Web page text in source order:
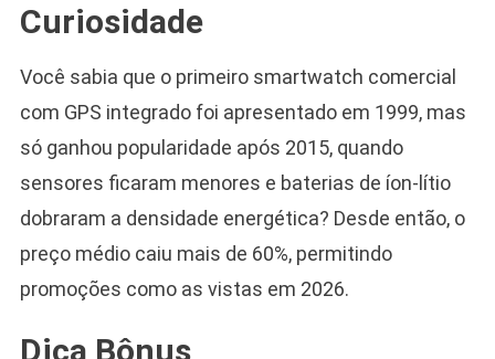
Curiosidade
Você sabia que o primeiro smartwatch comercial
com GPS integrado foi apresentado em 1999, mas
só ganhou popularidade após 2015, quando
sensores ficaram menores e baterias de íon-lítio
dobraram a densidade energética? Desde então, o
preço médio caiu mais de 60%, permitindo
promoções como as vistas em 2026.
Dica Bônus